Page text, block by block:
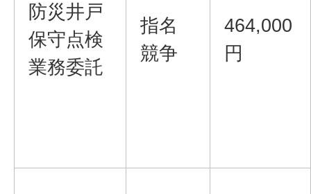
防災井戸
保守点検
業務委託
指名
競争
464,000
円